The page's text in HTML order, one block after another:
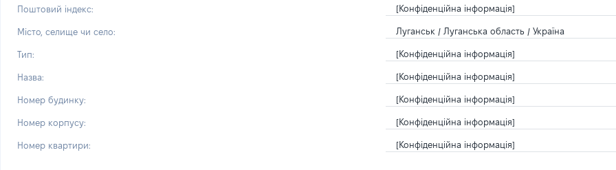
Поштовий індекс: [Конфіденційна інформація]
Місто, селище чи село: Луганськ / Луганська область / Україна
Тип: [Конфіденційна інформація]
Назва: [Конфіденційна інформація]
Номер будинку: [Конфіденційна інформація]
Номер корпусу: [Конфіденційна інформація]
Номер квартири: [Конфіденційна інформація]